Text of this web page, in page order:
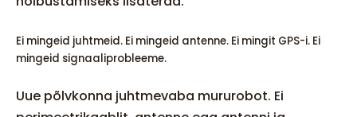
Ei mingeid juhtmeid. Ei mingeid antenne. Ei mingit GPS-i. Ei
mingeid signaaliprobleeme.
Uue põlvkonna juhtmevaba mururobot. Ei